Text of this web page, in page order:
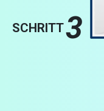
SCHRITT3